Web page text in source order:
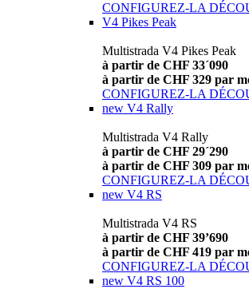
CONFIGUREZ-LA
V4 Pikes Peak
Multistrada V4 Pikes Peak
à partir de CHF 33´090
à partir de CHF 329 par
CONFIGUREZ-LA
new V4 Rally
Multistrada V4 Rally
à partir de CHF 29´290
à partir de CHF 309 par
CONFIGUREZ-LA
new V4 RS
Multistrada V4 RS
à partir de CHF 39’690
à partir de CHF 419 par
CONFIGUREZ-LA
new V4 RS 100